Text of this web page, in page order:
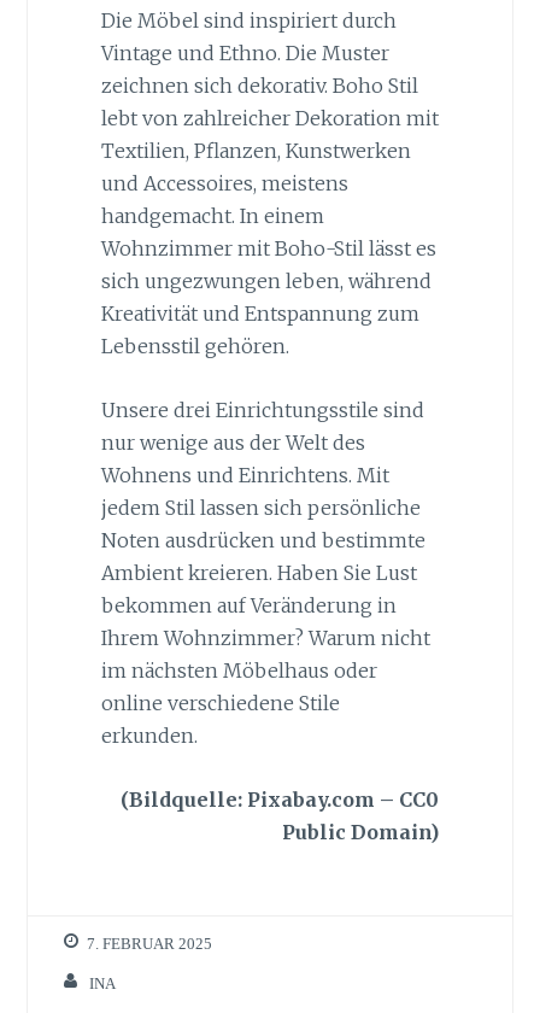
Die Möbel sind inspiriert durch
Vintage und Ethno. Die Muster
zeichnen sich dekorativ. Boho Stil
lebt von zahlreicher Dekoration mit
Textilien, Pflanzen, Kunstwerken
und Accessoires, meistens
handgemacht. In einem
Wohnzimmer mit Boho-Stil lässt es
sich ungezwungen leben, während
Kreativität und Entspannung zum
Lebensstil gehören.
Unsere drei Einrichtungsstile sind
nur wenige aus der Welt des
Wohnens und Einrichtens. Mit
jedem Stil lassen sich persönliche
Noten ausdrücken und bestimmte
Ambient kreieren. Haben Sie Lust
bekommen auf Veränderung in
Ihrem Wohnzimmer? Warum nicht
im nächsten Möbelhaus oder
online verschiedene Stile
erkunden.
(Bildquelle: Pixabay.com – CC0
Public Domain)
7. FEBRUAR 2025
INA